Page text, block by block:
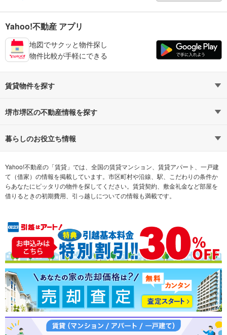
Yahoo!不動産 アプリ
地図でサクッと物件探し
物件比較が手軽にできる
賃貸物件を探す
路線・駅から探す
通勤時間から探す
不動産会社から探す 希望の条件から探す
テーマから探す ランキングから探す
堺市堺区の不動産情報を探す
不動産・住宅
新築マンション 中古マンション
新築一戸建て 中古一戸建て
売却査定
暮らしのお役立ち情報
マンションカタログ 教えて！住まいの先生
Yahoo!不動産の「賃貸」では、全国の賃貸マンション、賃貸アパート、一戸建
て（借家）の情報を掲載しています。市区町村や沿線、駅、こだわりの条件か
らあなたにピッタリの物件を探してください。賃貸契約、敷金礼金など部屋を
借りるときの初期費用、引っ越しについての情報も満載です。